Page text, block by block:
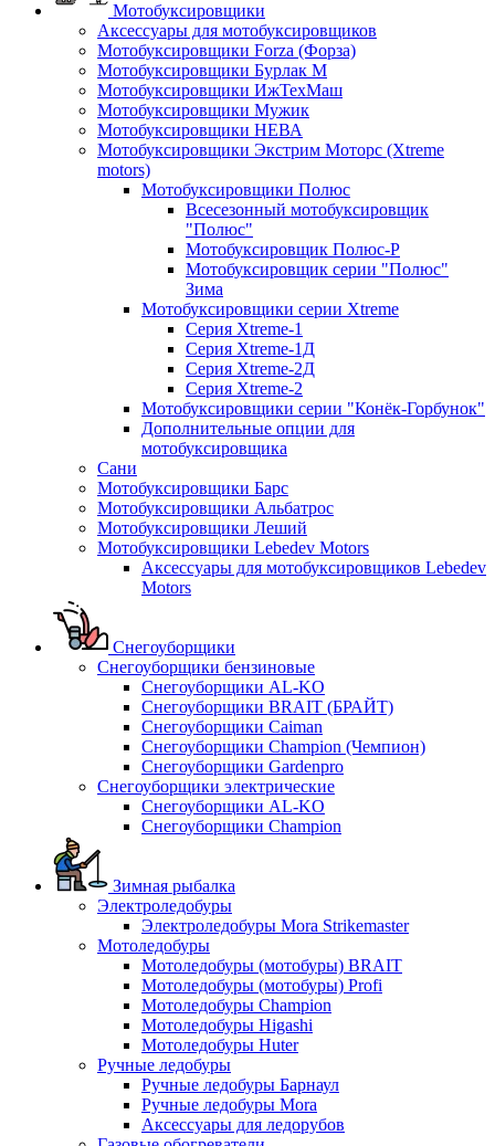
Мотобуксировщики
Аксессуары для мотобуксировщиков
Мотобуксировщики Forza (Форза)
Мотобуксировщики Бурлак М
Мотобуксировщики ИжТехМаш
Мотобуксировщики Мужик
Мотобуксировщики НЕВА
Мотобуксировщики Экстрим Моторс (Xtreme
motors)
Мотобуксировщики Полюс
Всесезонный мотобуксировщик
"Полюс"
Мотобуксировщик Полюс-Р
Мотобуксировщик серии "Полюс"
Зима
Мотобуксировщики серии Xtreme
Серия Xtreme-1
Серия Xtreme-1Д
Серия Xtreme-2Д
Серия Xtreme-2
Мотобуксировщики серии "Конёк-Горбунок"
Дополнительные опции для
мотобуксировщика
Сани
Мотобуксировщики Барс
Мотобуксировщики Альбатрос
Мотобуксировщики Леший
Мотобуксировщики Lebedev Motors
Аксессуары для мотобуксировщиков Lebedev
Motors
Снегоуборщики
Снегоуборщики бензиновые
Снегоуборщики AL-KO
Снегоуборщики BRAIT (БРАЙТ)
Снегоуборщики Caiman
Снегоуборщики Champion (Чемпион)
Снегоуборщики Gardenpro
Снегоуборщики электрические
Снегоуборщики AL-KO
Снегоуборщики Champion
Зимная рыбалка
Электроледобуры
Электроледобуры Mora Strikemaster
Мотоледобуры
Мотоледобуры (мотобуры) BRAIT
Мотоледобуры (мотобуры) Profi
Мотоледобуры Champion
Мотоледобуры Higashi
Мотоледобуры Huter
Ручные ледобуры
Ручные ледобуры Барнаул
Ручные ледобуры Mora
Аксессуары для ледорубов